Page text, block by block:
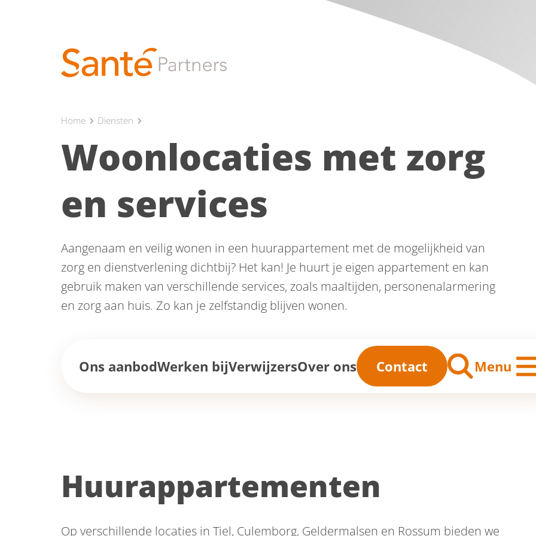
Home chevron_right Diensten chevron_right
Woonlocaties met zorg
en services
Aangenaam en veilig wonen in een huurappartement met de mogelijkheid van
zorg en dienstverlening dichtbij? Het kan! Je huurt je eigen appartement en kan
gebruik maken van verschillende services, zoals maaltijden, personenalarmering
en zorg aan huis. Zo kan je zelfstandig blijven wonen.
Ons aanbodWerken bijVerwijzersOver ons Contact Menu
Huurappartementen
Op verschillende locaties in Tiel, Culemborg, Geldermalsen en Rossum bieden we